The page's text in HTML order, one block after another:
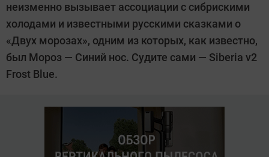
неизменно вызывает ассоциации с сибрискими
холодами и известными русскими сказками о
«Двух морозах», одним из которых, как известно,
был Мороз — Синий нос. Судите сами — Siberia v2
Frost Blue.